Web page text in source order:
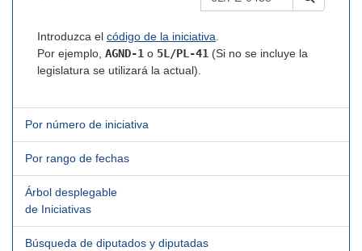
Introduzca el código de la iniciativa.
Por ejemplo, AGND-1 o 5L/PL-41 (Si no se incluye la
legislatura se utilizará la actual).
Por número de iniciativa
Por rango de fechas
Árbol desplegable
de Iniciativas
Búsqueda de diputados y diputadas